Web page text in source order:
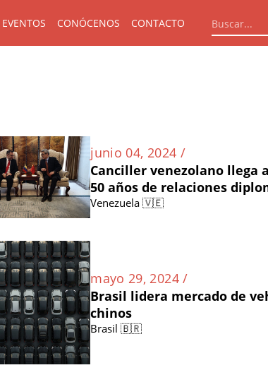
EVENTOS CONÓCENOS CONTACTO
junio 04, 2024 /
Canciller venezolano llega
50 años de relaciones
Venezuela 🇻🇪
mayo 29, 2024 /
Brasil lidera mercado de
chinos
Brasil 🇧🇷